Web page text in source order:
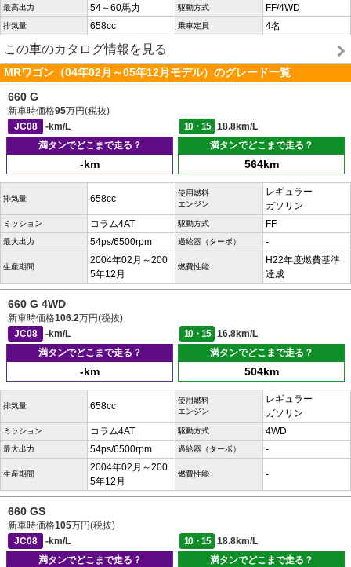
最高出力 54～60馬力 駆動方式 FF/4WD
排気量 658cc 乗車定員 4名
この車のカタログ情報を見る
MRワゴン（04年02月～05年12月モデル）のグレード一覧
660 G
新車時価格95万円(税抜)
JC08
-km/L 10・15
18.8km/L
満タンでどこまで走る？
-km
満タンでどこまで走る？
564km
排気量 658cc
使用燃料
エンジン
レギュラー
ガソリン
ミッション コラム4AT 駆動方式 FF
最大出力 54ps/6500rpm 過給器（ターボ） -
生産期間
2004年02月～200
5年12月
燃費性能
H22年度燃費基準
達成
660 G 4WD
新車時価格106.2万円(税抜)
JC08
-km/L 10・15
16.8km/L
満タンでどこまで走る？
-km
満タンでどこまで走る？
504km
排気量 658cc
使用燃料
エンジン
レギュラー
ガソリン
ミッション コラム4AT 駆動方式 4WD
最大出力 54ps/6500rpm 過給器（ターボ） -
生産期間
2004年02月～200
5年12月
燃費性能 -
660 GS
新車時価格105万円(税抜)
JC08
-km/L 10・15
18.8km/L
満タンでどこまで走る？
満タンでどこまで走る？